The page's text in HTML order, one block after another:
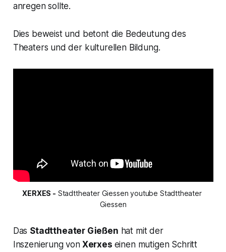
anregen sollte.
Dies beweist und betont die Bedeutung des
Theaters und der kulturellen Bildung.
XERXES - Stadttheater Giessen youtube Stadttheater
Giessen
Das Stadttheater Gießen hat mit der
Inszenierung vonXerxes einen mutigen Schritt